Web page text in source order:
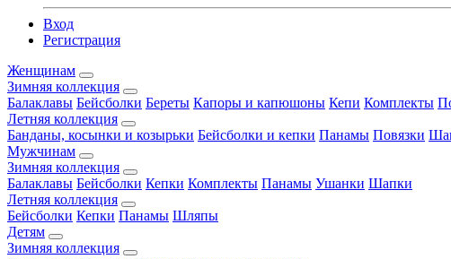
Вход
Регистрация
Женщинам
Зимняя коллекция
Балаклавы Бейсболки Береты Капоры и капюшоны Кепи Комплекты
Летняя коллекция
Банданы, косынки и козырьки Бейсболки и кепки Панамы Повязки
Мужчинам
Зимняя коллекция
Балаклавы Бейсболки Кепки Комплекты Панамы Ушанки Шапки
Летняя коллекция
Бейсболки Кепки Панамы Шляпы
Детям
Зимняя коллекция